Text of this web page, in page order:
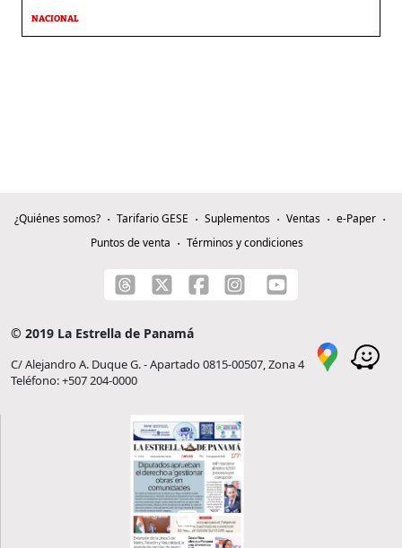
NACIONAL
¿Quiénes somos? Tarifario GESE Suplementos Ventas
e-Paper
Puntos de venta
Términos y condiciones
© 2019 La Estrella de Panamá
C/ Alejandro A. Duque G. - Apartado 0815-00507, Zona 4
Teléfono: +507 204-0000